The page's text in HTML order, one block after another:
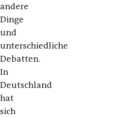
andere
Dinge
und
unterschiedliche
Debatten.
In
Deutschland
hat
sich